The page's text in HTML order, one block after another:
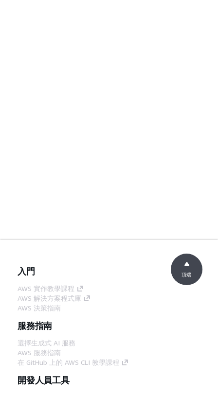
入門
AWS 實作教學課程
AWS 解決方案程式庫
AWS 決策指南
服務指南
選擇生成式 AI 服務
AWS 服務指南
在 GitHub 上的 AWS CLI 教學課程
開發人員工具
頂端